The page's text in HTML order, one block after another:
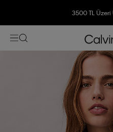
3500 TL
7500 TL Ve Üzeri